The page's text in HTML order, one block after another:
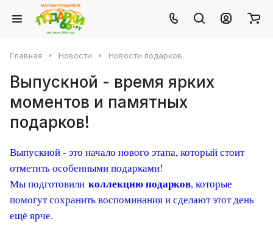
Главная Новости Новости подарков
Выпускной - время ярких
моментов и памятных
подарков!
Выпускной - это начало нового этапа, который стоит
отметить особенными подарками!
Мы подготовили коллекцию подарков, которые
помогут сохранить воспоминания и сделают этот день
ещё ярче.